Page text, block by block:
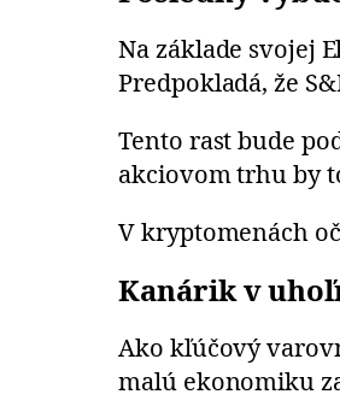
Na základe svojej
Predpokladá, že
Tento rast bude
akciovom trhu by
V kryptomenách
Kanárik v
Ako kľúčový
malú ekonomiku